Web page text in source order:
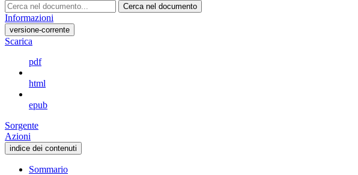
Cerca nel documento
Informazioni
versione-corrente
Scarica
pdf
html
epub
Sorgente
Azioni
indice dei contenuti
Sommario